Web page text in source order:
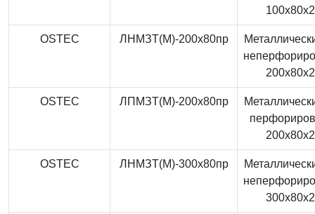
OSTEC ЛНМЗТ(М)-200x80пр
OSTEC ЛПМЗТ(М)-200x80пр
OSTEC ЛНМЗТ(М)-300x80пр